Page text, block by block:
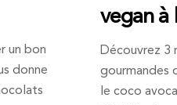
un bon
donne
vegan à
Découvrez 3
gourmandes
le coco